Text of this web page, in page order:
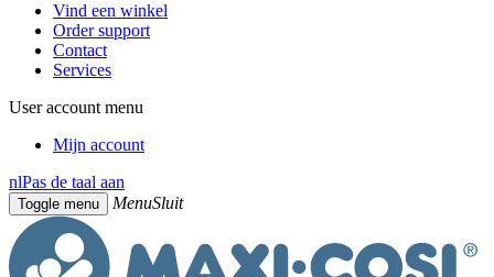
Vind een winkel
Order support
Contact
Services
User account menu
Mijn account
nlPas de taal aan
Toggle menu MenuSluit